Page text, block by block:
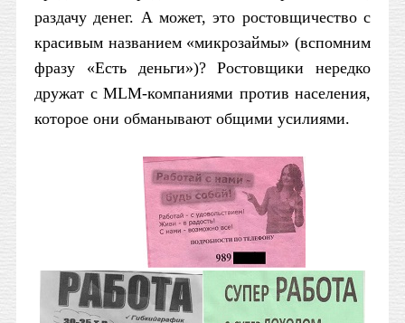
раздачу денег. А может, это ростовщичество с
красивым названием «микрозаймы» (вспомним
фразу «Есть деньги»)? Ростовщики нередко
дружат с MLM-компаниями против населения,
которое они обманывают общими усилиями.